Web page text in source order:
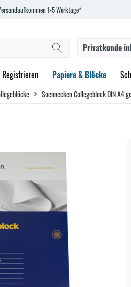
1-5 Werktage*
Privatkunde
Papiere & Blöcke
Soennecken Collegeblock DIN A4